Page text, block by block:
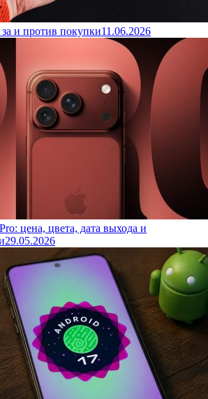
и против покупки11.06.2026
цена, цвета, дата выхода и
29.05.2026